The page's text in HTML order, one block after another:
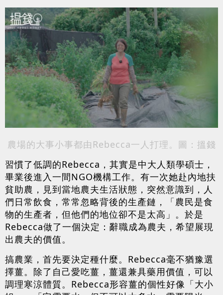
農場的大事小事都由Rebecca一人打理。圖：搵錢
習慣了低調的Rebecca，其實是中大人類學碩士，
畢業後進入一間NGO機構工作。有一次她赴內地扶
貧助農，見到當地農夫生活狀態，突然意識到，人
們日常飲食，常常忽略背後的生產鏈，「農民是食
物的生產者，但他們的地位卻不是太高」。於是
Rebecca做了一個決定：辭職成為農夫，希望展現
出農夫的價值。
搞農業，首先要決定種什麼。Rebecca毫不猶豫選
擇薑。除了自己愛吃薑，薑還兼具藥用價值，可以
調理寒涼體質。Rebecca形容薑的個性好像「大小